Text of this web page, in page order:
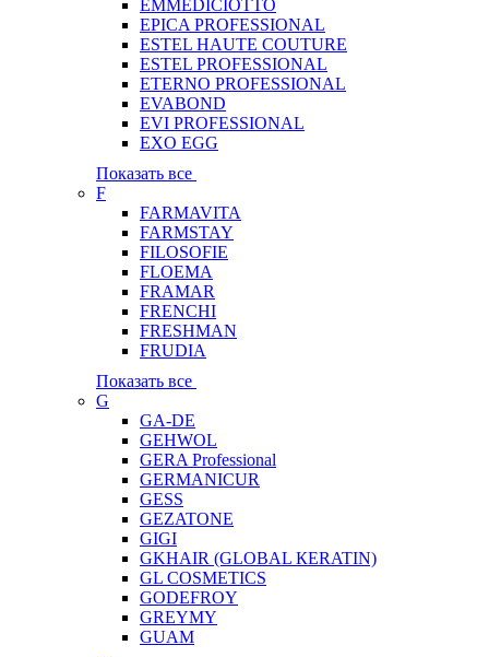
EMMEDICIOTTO
EPICA PROFESSIONAL
ESTEL HAUTE COUTURE
ESTEL PROFESSIONAL
ETERNO PROFESSIONAL
EVABOND
EVI PROFESSIONAL
EXO EGG
Показать все
F
FARMAVITA
FARMSTAY
FILOSOFIE
FLOEMA
FRAMAR
FRENCHI
FRESHMAN
FRUDIA
Показать все
G
GA-DE
GEHWOL
GERA Professional
GERMANICUR
GESS
GEZATONE
GIGI
GKHAIR (GLOBAL КЕRATIN)
GL COSMETICS
GODEFROY
GREYMY
GUAM